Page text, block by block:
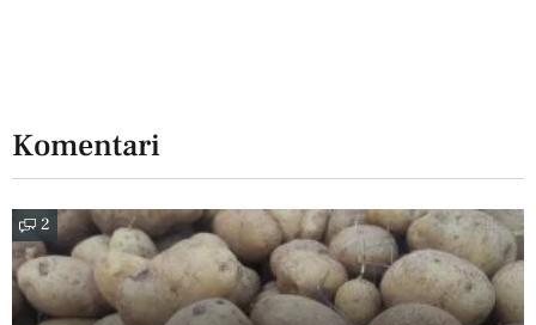
Komentari
2